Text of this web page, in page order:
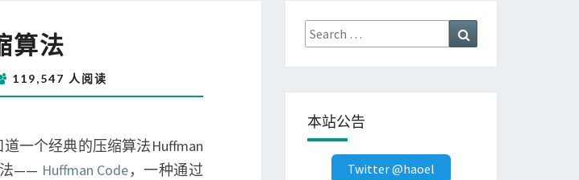
算法
119,547 人阅读
一个经典的压缩算法Huffman
法—— Huffman Code，一种通过
Search
for:
本站公告
Twitter @haoel